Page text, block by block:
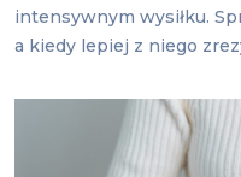
intensywnym wysiłku.
a kiedy lepiej z niego